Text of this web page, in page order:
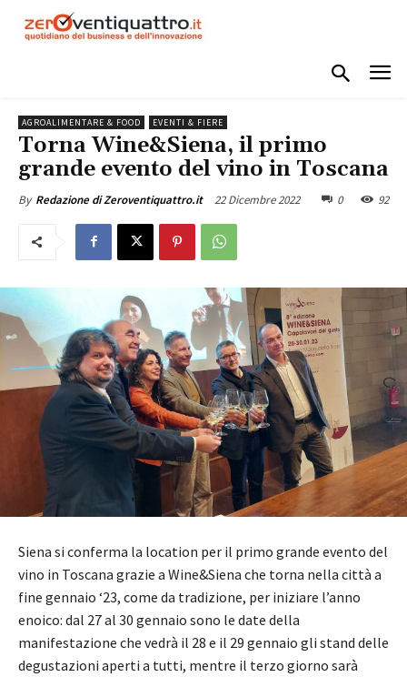
AGROALIMENTARE & FOOD EVENTI & FIERE
Torna Wine&Siena, il primo
grande evento del vino in Toscana
By Redazione di Zeroventiquattro.it 22 Dicembre 2022 0 92
Siena si conferma la location per il primo grande evento del
vino in Toscana grazie a Wine&Siena che torna nella città a
fine gennaio ‘23, come da tradizione, per iniziare l’anno
enoico: dal 27 al 30 gennaio sono le date della
manifestazione che vedrà il 28 e il 29 gennaio gli stand delle
degustazioni aperti a tutti, mentre il terzo giorno sarà